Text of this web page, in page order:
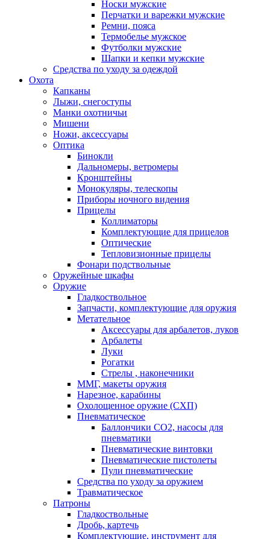
Носки мужские
Перчатки и варежки мужские
Ремни, пояса
Термобелье мужское
Футболки мужские
Шапки и кепки мужские
Средства по уходу за одеждой
Охота
Капканы
Лыжи, снегоступы
Манки охотничьи
Мишени
Ножи, аксессуары
Оптика
Бинокли
Дальномеры, ветромеры
Кронштейны
Монокуляры, телескопы
Приборы ночного видения
Прицелы
Коллиматоры
Комплектующие для прицелов
Оптические
Тепловизионные прицелы
Фонари подствольные
Оружейные шкафы
Оружие
Гладкоствольное
Запчасти, комплектующие для оружия
Метательное
Аксессуары для арбалетов, луков
Арбалеты
Луки
Рогатки
Стрелы , наконечники
ММГ, макеты оружия
Нарезное, карабины
Охолощенное оружие (СХП)
Пневматическое
Баллончики СО2, насосы для
пневматики
Пневматические винтовки
Пневматические пистолеты
Пули пневматические
Средства по уходу за оружием
Травматическое
Патроны
Гладкоствольные
Дробь, картечь
Комплектующие, инструмент для